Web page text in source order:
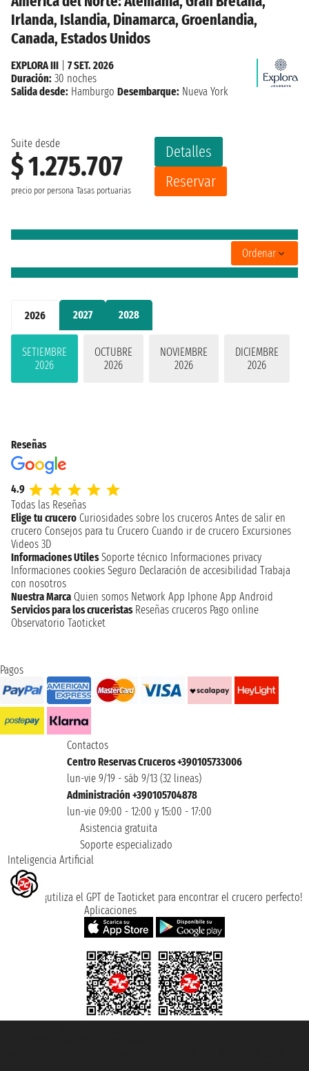
2026 2027 2028
SETIEMBRE
2026
OCTUBRE
2026
NOVIEMBRE
2026
DICIEMBRE
2026
Irlanda, Islandia, Dinamarca, Groenlandia,
Canada, Estados Unidos
Suite desde
$ 1.275.707
precio por persona Tasas portuarias
Detalles
Reservar
EXPLORA III
7 SET. 2026
Duración: 30 noches
Salida desde: Hamburgo Desembarque: Nueva York
Ordenar
Reseñas
4.9
Todas las Reseñas
Elige tu crucero Curiosidades sobre los cruceros Antes de salir en
crucero Consejos para tu Crucero Cuando ir de crucero Excursiones
Videos 3D
Informaciones Utiles Soporte técnico Informaciones privacy
Informaciones cookies Seguro Declaración de accesibilidad Trabaja
con nosotros
Nuestra Marca Quien somos Network App Iphone App Android
Servicios para los cruceristas Reseñas cruceros Pago online
Observatorio Taoticket
Pagos
Contactos
Centro Reservas Cruceros +390105733006
lun-vie 9/19 - sáb 9/13 (32 lineas)
Administración +390105704878
lun-vie 09:00 - 12:00 y 15:00 - 17:00
Asistencia gratuita
Soporte especializado
Inteligencia Artificial
¡utiliza el GPT de Taoticket para encontrar el crucero perfecto!
Aplicaciones